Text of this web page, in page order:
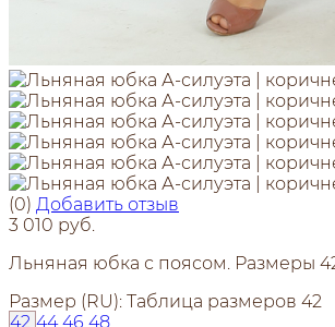
(0) Добавить отзыв
3 010 руб.
Льняная юбка с поясом. Размеры
Размер (RU): Таблица размеров 42
42 4446 48